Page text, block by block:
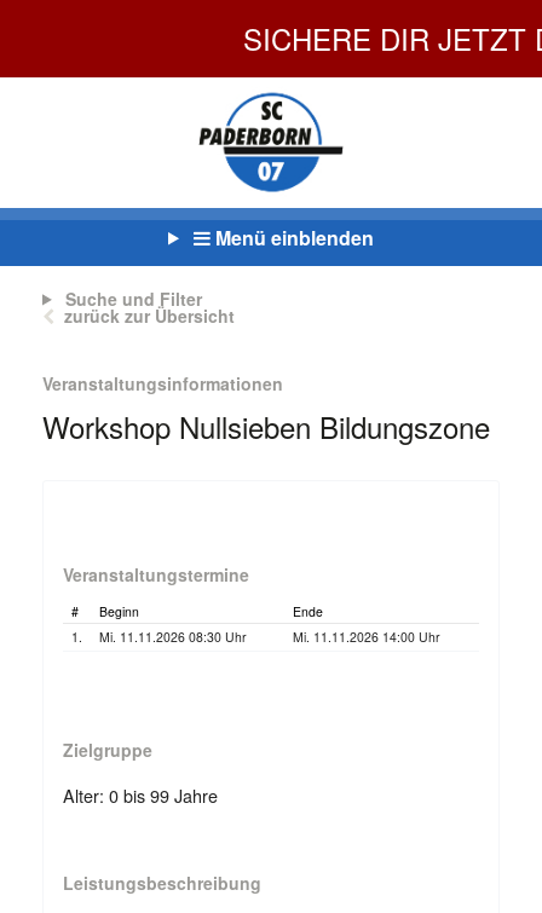
Menü einblenden
Suche und Filter
zurück zur Übersicht
Veranstaltungsinformationen
Workshop Nullsieben Bildungszone
Veranstaltungstermine
# Beginn
Ende
1.
Mi. 11.11.2026 08:30 Uhr Mi. 11.11.2026 14:00 Uhr
Zielgruppe
Alter: 0 bis 99 Jahre
Leistungsbeschreibung
SICHERE DIR JETZT